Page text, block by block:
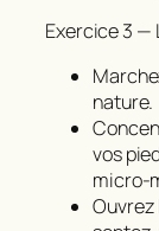
Exercice 3 —
nature.
vos
Ouvrez